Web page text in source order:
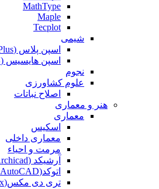
MathType
Maple
Tecplot
شیمی
اسپن پلاس (Aspen Plus)
اسپن هایسیس (Aspen HYSYS)
نجوم
علوم کشاورزی
اصلاح نباتات
هنر و معماری
معماری
اسکیس
معماری داخلی
مرمت و احیاء
آرشیکد (Archicad)
اتوکد(AutoCAD)
تری دی مکس(Autodesk 3ds Max)